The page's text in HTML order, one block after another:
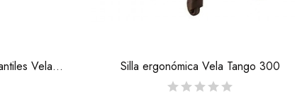
Taburete para cuidadoras infantiles Vela Samba 500 Silla ergonómica Vela Tango 300